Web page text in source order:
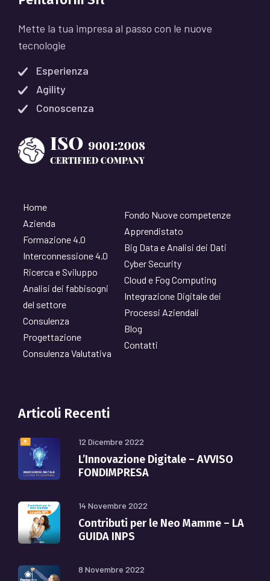
Mette la tua impresa al passo con le nuove
tecnologie
Esperienza
Agility
Conoscenza
Home
Azienda
Formazione 4.0
Interconnessione 4.0
Ricerca e Sviluppo
Analisi dei fabbisogni
del settore
Consulenza
Progettazione
Consulenza Valutativa
Fondo Nuove competenze
Apprendistato
Big Data e Analisi dei Dati
Cyber Security
Cloud e Fog Computing
Integrazione Digitale dei
Processi Aziendali
Blog
Contatti
Articoli Recenti
12 Dicembre 2022
L’Innovazione Digitale – AVVISO
FONDIMPRESA
14 Novembre 2022
Contributi per le Neo Mamme – LA
GUIDA INPS
8 Novembre 2022